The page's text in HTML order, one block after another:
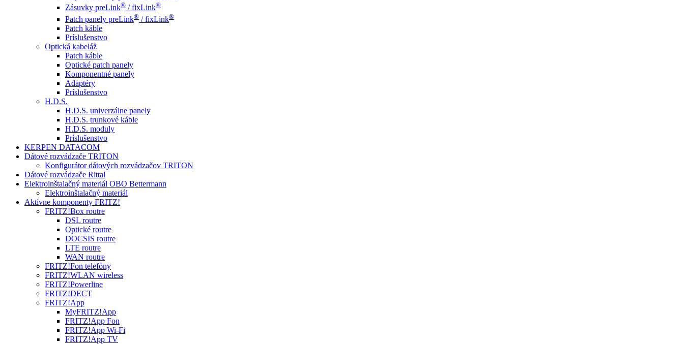
Zásuvky preLink® / fixLink®
Patch panely preLink® / fixLink®
Patch káble
Príslušenstvo
Optická kabeláž
Patch káble
Optické patch panely
Komponentné panely
Adaptéry
Príslušenstvo
H.D.S.
H.D.S. univerzálne panely
H.D.S. trunkové káble
H.D.S. moduly
Príslušenstvo
KERPEN DATACOM
Dátové rozvádzače TRITON
Konfigurátor dátových rozvádzačov TRITON
Dátové rozvádzače Rittal
Elektroinštalačný materiál OBO Bettermann
Elektroinštalačný materiál
Aktívne komponenty FRITZ!
FRITZ!Box routre
DSL routre
Optické routre
DOCSIS routre
LTE routre
WAN routre
FRITZ!Fon telefóny
FRITZ!WLAN wireless
FRITZ!Powerline
FRITZ!DECT
FRITZ!App
MyFRITZ!App
FRITZ!App Fon
FRITZ!App Wi-Fi
FRITZ!App TV